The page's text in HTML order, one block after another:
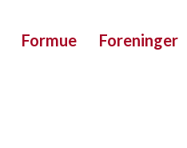
Formue Foreninger